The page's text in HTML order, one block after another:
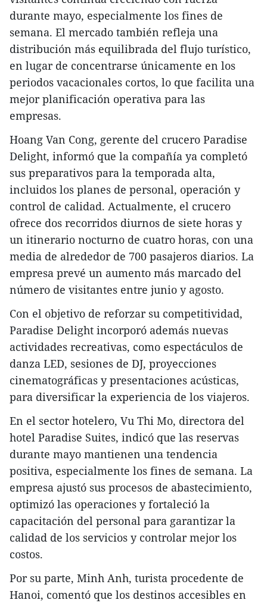
durante mayo, especialmente los fines de
semana. El mercado también refleja una
distribución más equilibrada del flujo turístico,
en lugar de concentrarse únicamente en los
periodos vacacionales cortos, lo que facilita una
mejor planificación operativa para las
empresas.
​Hoang Van Cong, gerente del crucero Paradise
Delight, informó que la compañía ya completó
sus preparativos para la temporada alta,
incluidos los planes de personal, operación y
control de calidad. Actualmente, el crucero
ofrece dos recorridos diurnos de siete horas y
un itinerario nocturno de cuatro horas, con una
media de alrededor de 700 pasajeros diarios. La
empresa prevé un aumento más marcado del
número de visitantes entre junio y agosto.
​Con el objetivo de reforzar su competitividad,
Paradise Delight incorporó además nuevas
actividades recreativas, como espectáculos de
danza LED, sesiones de DJ, proyecciones
cinematográficas y presentaciones acústicas,
para diversificar la experiencia de los viajeros.
​En el sector hotelero, Vu Thi Mo, directora del
hotel Paradise Suites, indicó que las reservas
durante mayo mantienen una tendencia
positiva, especialmente los fines de semana. La
empresa ajustó sus procesos de abastecimiento,
optimizó las operaciones y fortaleció la
capacitación del personal para garantizar la
calidad de los servicios y controlar mejor los
costos.
​Por su parte, Minh Anh, turista procedente de
Hanoi, comentó que los destinos accesibles en